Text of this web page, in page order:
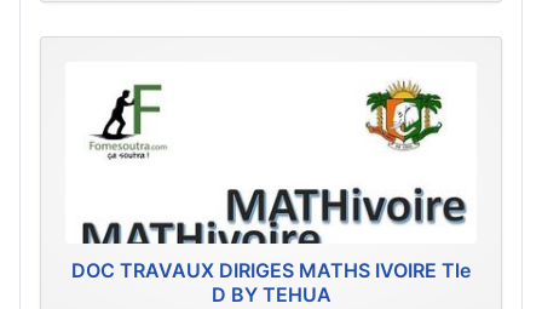
DOC TRAVAUX DIRIGES MATHS IVOIRE Tle
D BY TEHUA